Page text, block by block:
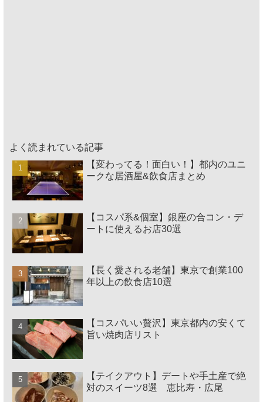
よく読まれている記事
【変わってる！面白い！】都内のユニ
ークな居酒屋&飲食店まとめ
【コスパ系&個室】銀座の合コン・デ
ートに使えるお店30選
【長く愛される老舗】東京で創業100
年以上の飲食店10選
【コスパいい贅沢】東京都内の安くて
旨い焼肉店リスト
【テイクアウト】デートや手土産で絶
対のスイーツ8選 恵比寿・広尾